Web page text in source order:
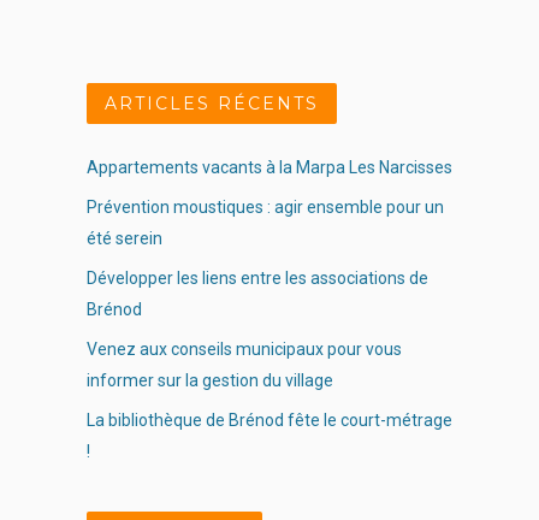
ARTICLES RÉCENTS
Appartements vacants à la Marpa Les Narcisses
Prévention moustiques : agir ensemble pour un
été serein
Développer les liens entre les associations de
Brénod
Venez aux conseils municipaux pour vous
informer sur la gestion du village
La bibliothèque de Brénod fête le court-métrage
!